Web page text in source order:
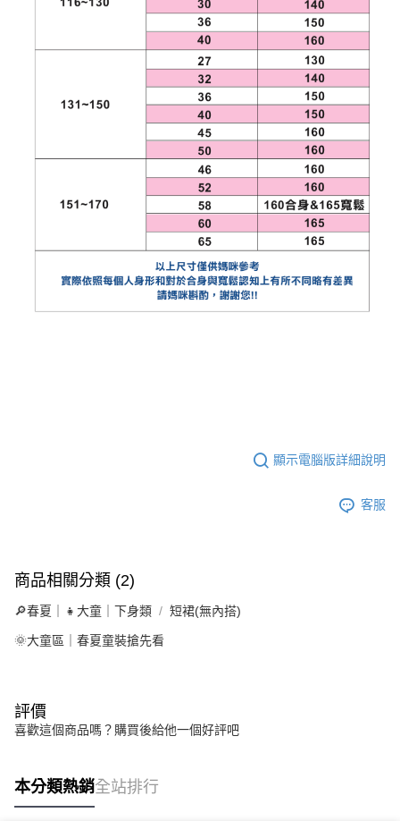
顯示電腦版詳細說明
客服
商品相關分類 (2)
🔎春夏｜👧大童｜下身類 短裙(無內搭)
🌞大童區｜春夏童裝搶先看
評價
喜歡這個商品嗎？購買後給他一個好評吧
本分類熱銷全站排行